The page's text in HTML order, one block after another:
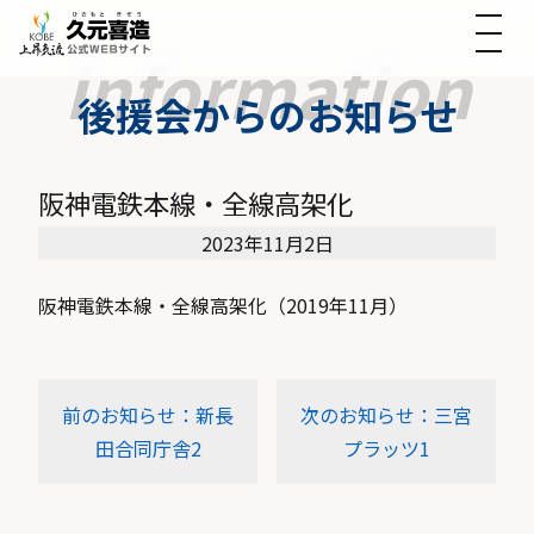
後援会からのお知らせ
阪神電鉄本線・全線高架化
2023年11月2日
阪神電鉄本線・全線高架化（2019年11月）
前のお知らせ：新長
田合同庁舎2
次のお知らせ：三宮
プラッツ1